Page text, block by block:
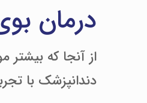
درمان
از آنجا که
دندانپزشک با